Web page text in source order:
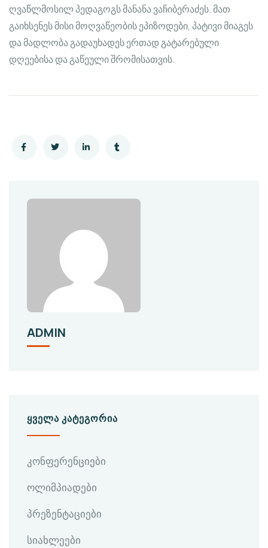
ღვაწლმოსილ პედაგოგს მანანა ვაჩიბერაძეს. მათ
გაიხსენეს მისი მოღვაწეობის ეპიზოდები, პატივი მიაგეს
და მადლობა გადაუხადეს ერთად გატარებული
დღეებისა და გაწეული შრომისათვის.
ADMIN
ᲧᲕᲔᲚᲐ ᲙᲐᲢᲔᲒᲝᲠᲘᲐ
კონფერენციები
ოლიმპიადები
პრეზენტაციები
სიახლეები